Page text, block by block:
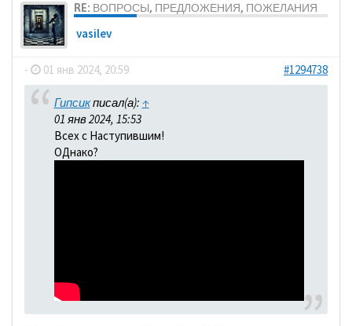
RE: ВОПРОСЫ, ПРЕДЛОЖЕНИЯ, ПОЖЕЛАНИЯ
vasilev
- 01 янв 2024, 20:59 #1294738
Гипсикписал(а): ↑
01 янв 2024, 15:53
Всех с Наступившим!
ОДнако?